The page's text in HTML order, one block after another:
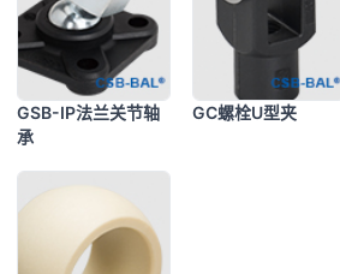
GSB-IP法兰关节轴
承
GC螺栓U型夹